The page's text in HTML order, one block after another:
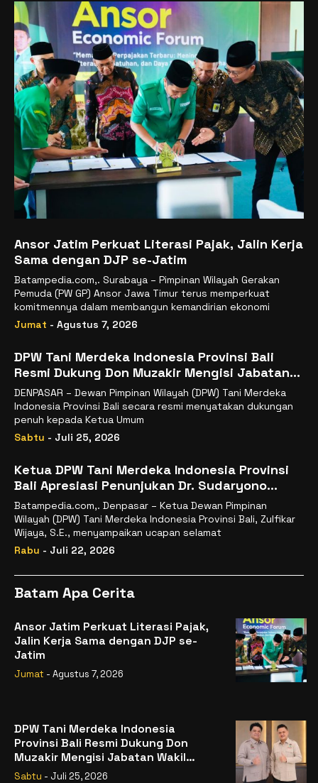
Ansor Jatim Perkuat Literasi Pajak, Jalin Kerja
Sama dengan DJP se-Jatim
Batampedia.com,. Surabaya – Pimpinan Wilayah Gerakan
Pemuda (PW GP) Ansor Jawa Timur terus memperkuat
komitmennya dalam membangun kemandirian ekonomi
Jumat - Agustus 7, 2026
DPW Tani Merdeka Indonesia Provinsi Bali
Resmi Dukung Don Muzakir Mengisi Jabatan
Wakil Menteri Pertanian RI
DENPASAR – Dewan Pimpinan Wilayah (DPW) Tani Merdeka
Indonesia Provinsi Bali secara resmi menyatakan dukungan
penuh kepada Ketua Umum
Sabtu - Juli 25, 2026
Ketua DPW Tani Merdeka Indonesia Provinsi
Bali Apresiasi Penunjukan Dr. Sudaryono
sebagai Kepala Badan Gizi Nasional
Batampedia.com,. Denpasar – Ketua Dewan Pimpinan
Wilayah (DPW) Tani Merdeka Indonesia Provinsi Bali, Zulfikar
Wijaya, S.E., menyampaikan ucapan selamat
Rabu - Juli 22, 2026
Batam Apa Cerita
Ansor Jatim Perkuat Literasi Pajak,
Jalin Kerja Sama dengan DJP se-
Jatim
Jumat - Agustus 7, 2026
DPW Tani Merdeka Indonesia
Provinsi Bali Resmi Dukung Don
Muzakir Mengisi Jabatan Wakil
Menteri Pertanian RI
Sabtu - Juli 25, 2026